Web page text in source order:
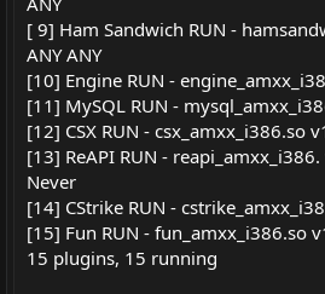
[ 9] Ham Sandwich RUN -
ANY ANY
[10] Engine RUN -
[11] MySQL RUN -
[12] CSX RUN - csx_amxx_i386.so
[13] ReAPI RUN -
Never
[14] CStrike RUN -
[15] Fun RUN - fun_amxx_i386.so
15 plugins, 15 running